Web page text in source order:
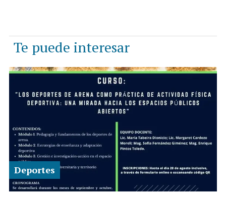
Te puede interesar
Deportes